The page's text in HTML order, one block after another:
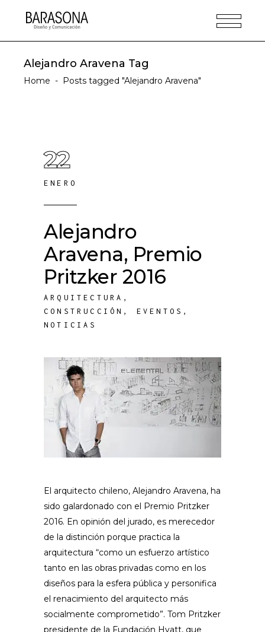
Alejandro Aravena Tag
Home - Posts tagged "Alejandro Aravena"
22
ENERO
Alejandro
Aravena, Premio
Pritzker 2016
ARQUITECTURA ,
CONSTRUCCIÓN , EVENTOS ,
NOTICIAS
El arquitecto chileno, Alejandro Aravena, ha
sido galardonado con el Premio Pritzker
2016. En opinión del jurado, es merecedor
de la distinción porque practica la
arquitectura “como un esfuerzo artístico
tanto en las obras privadas como en los
diseños para la esfera pública y personifica
el renacimiento del arquitecto más
socialmente comprometido”. Tom Pritzker
presidente de la Fundación Hyatt, que